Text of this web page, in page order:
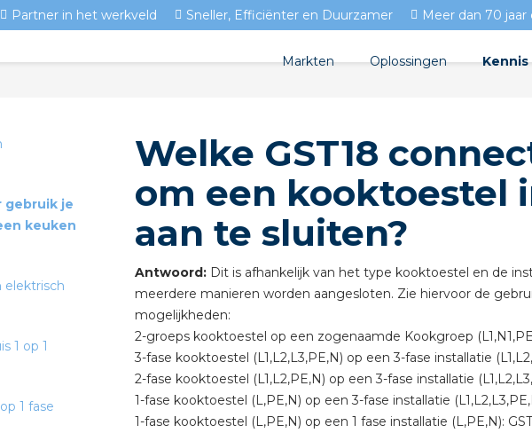
Welke GST18
om een kooktoestel
aan te sluiten?
Antwoord: Dit is afhankelijk van het type kooktoestel en de
meerdere manieren worden aangesloten. Zie hiervoor de
mogelijkheden:
2-groeps kooktoestel op een zogenaamde Kookgroep
3-fase kooktoestel (L1,L2,L3,PE,N) op een 3-fase installatie
2-fase kooktoestel (L1,L2,PE,N) op een 3-fase installatie
1-fase kooktoestel (L,PE,N) op een 3-fase installatie
1-fase kooktoestel (L,PE,N) op een 1 fase installatie (L,PE,N):
gebruik je
keuken
1 op 1
1 fase
Partner in het werkveld Sneller, Efficiënter en Duurzamer Meer dan 70 jaar
Markten
Utiliteit
Tuinbouw
Oplossingen
Circulair installeren
EV laden
Prefab installeren
Sensoren
Stekerbaar installeren in
Stekerbaar installeren in
tuinbouw
Kennis
FAQ's